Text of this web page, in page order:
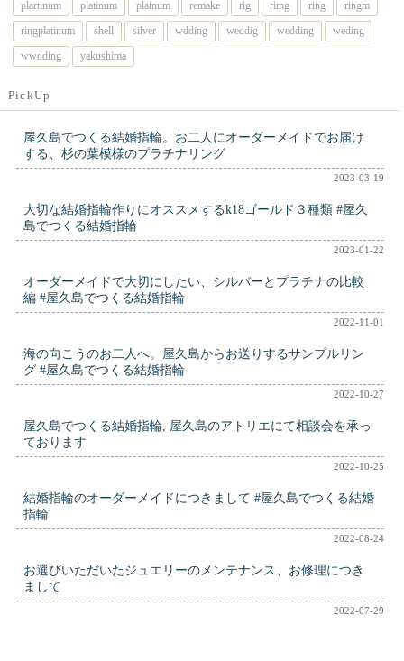
plartinum
platinum platnum remake rig rimg ring
ringm
ringplatinum
shell silver wdding weddig wedding
weding
wwdding
yakushima
PickUp
屋久島でつくる結婚指輪。お二人にオーダーメイドでお届け
する、杉の葉模様のプラチナリング
2023-03-19
大切な結婚指輪作りにオススメするk18ゴールド３種類 #屋久
島でつくる結婚指輪
2023-01-22
オーダーメイドで大切にしたい、シルバーとプラチナの比較
編 #屋久島でつくる結婚指輪
2022-11-01
海の向こうのお二人へ。屋久島からお送りするサンプルリン
グ #屋久島でつくる結婚指輪
2022-10-27
屋久島でつくる結婚指輪, 屋久島のアトリエにて相談会を承っ
ております
2022-10-25
結婚指輪のオーダーメイドにつきまして #屋久島でつくる結婚
指輪
2022-08-24
お選びいただいたジュエリーのメンテナンス、お修理につき
まして
2022-07-29